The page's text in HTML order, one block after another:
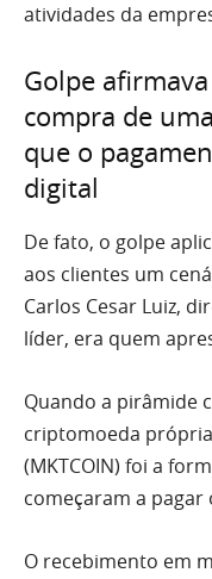
atividades da
Golpe
compra de
que o
digital
De fato, o golpe
aos clientes um
Carlos Cesar Luiz,
líder, era quem
Quando a pirâmide
criptomoeda
(MKTCOIN) foi a
começaram a pagar
O recebimento em